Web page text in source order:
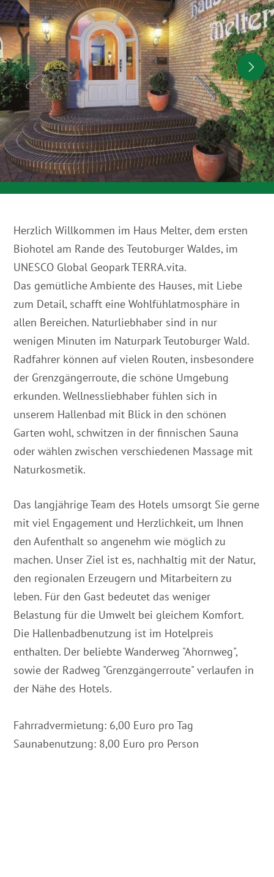
Herzlich Willkommen im Haus Melter, dem ersten
Biohotel am Rande des Teutoburger Waldes, im
UNESCO Global Geopark TERRA.vita.
Das gemütliche Ambiente des Hauses, mit Liebe
zum Detail, schafft eine Wohlfühlatmosphäre in
allen Bereichen. Naturliebhaber sind in nur
wenigen Minuten im Naturpark Teutoburger Wald.
Radfahrer können auf vielen Routen, insbesondere
der Grenzgängerroute, die schöne Umgebung
erkunden. Wellnessliebhaber fühlen sich in
unserem Hallenbad mit Blick in den schönen
Garten wohl, schwitzen in der finnischen Sauna
oder wählen zwischen verschiedenen Massage mit
Naturkosmetik.
Das langjährige Team des Hotels umsorgt Sie gerne
mit viel Engagement und Herzlichkeit, um Ihnen
den Aufenthalt so angenehm wie möglich zu
machen. Unser Ziel ist es, nachhaltig mit der Natur,
den regionalen Erzeugern und Mitarbeitern zu
leben. Für den Gast bedeutet das weniger
Belastung für die Umwelt bei gleichem Komfort.
Die Hallenbadbenutzung ist im Hotelpreis
enthalten. Der beliebte Wanderweg "Ahornweg",
sowie der Radweg "Grenzgängerroute" verlaufen in
der Nähe des Hotels.
Fahrradvermietung: 6,00 Euro pro Tag
Saunabenutzung: 8,00 Euro pro Person